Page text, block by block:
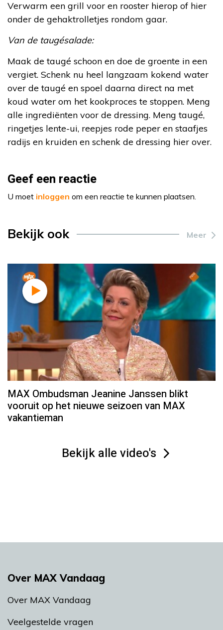
Verwarm een grill voor en rooster hierop of hier
onder de gehaktrolletjes rondom gaar.
Van de taugésalade:
Maak de taugé schoon en doe de groente in een
vergiet. Schenk nu heel langzaam kokend water
over de taugé en spoel daarna direct na met
koud water om het kookproces te stoppen. Meng
alle ingrediënten voor de dressing. Meng taugé,
ringetjes lente-ui, reepjes rode peper en staafjes
radijs en kruiden en schenk de dressing hier over.
Geef een reactie
U moet inloggen om een reactie te kunnen plaatsen.
Bekijk ook Meer
MAX Ombudsman Jeanine Janssen blikt
vooruit op het nieuwe seizoen van MAX
vakantieman
Bekijk alle video's
Over MAX Vandaag
Over MAX Vandaag
Veelgestelde vragen